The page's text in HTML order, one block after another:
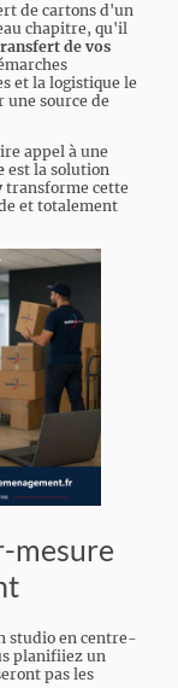
de cartons d'un
chapitre, qu'il
de vos
et la logistique le
source de
appel à une
est la solution
transforme cette
et totalement
mesure
studio en centre-
planifiiez un
pas les